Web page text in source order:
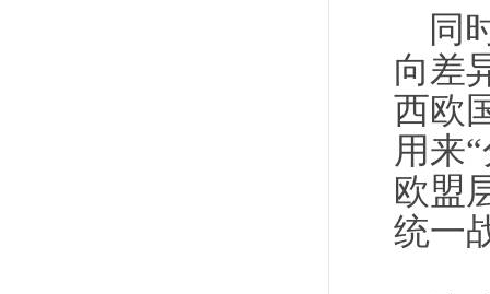
同
向差
西欧
用来
欧盟
统一